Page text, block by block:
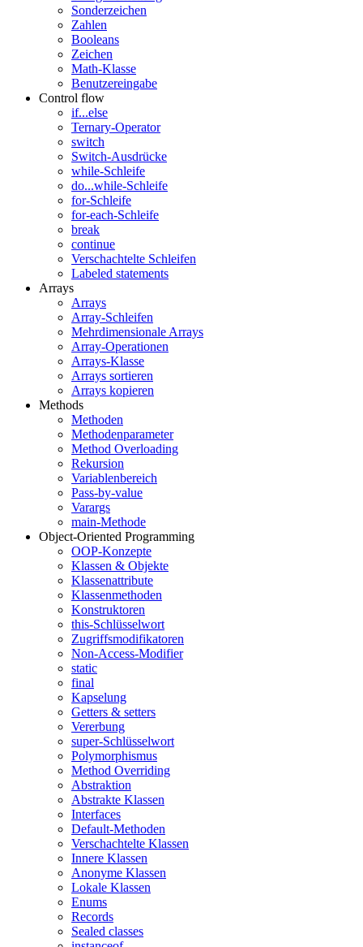
Sonderzeichen
Zahlen
Booleans
Zeichen
Math-Klasse
Benutzereingabe
Control flow
if...else
Ternary-Operator
switch
Switch-Ausdrücke
while-Schleife
do...while-Schleife
for-Schleife
for-each-Schleife
break
continue
Verschachtelte Schleifen
Labeled statements
Arrays
Arrays
Array-Schleifen
Mehrdimensionale Arrays
Array-Operationen
Arrays-Klasse
Arrays sortieren
Arrays kopieren
Methods
Methoden
Methodenparameter
Method Overloading
Rekursion
Variablenbereich
Pass-by-value
Varargs
main-Methode
Object-Oriented Programming
OOP-Konzepte
Klassen & Objekte
Klassenattribute
Klassenmethoden
Konstruktoren
this-Schlüsselwort
Zugriffsmodifikatoren
Non-Access-Modifier
static
final
Kapselung
Getters & setters
Vererbung
super-Schlüsselwort
Polymorphismus
Method Overriding
Abstraktion
Abstrakte Klassen
Interfaces
Default-Methoden
Verschachtelte Klassen
Innere Klassen
Anonyme Klassen
Lokale Klassen
Enums
Records
Sealed classes